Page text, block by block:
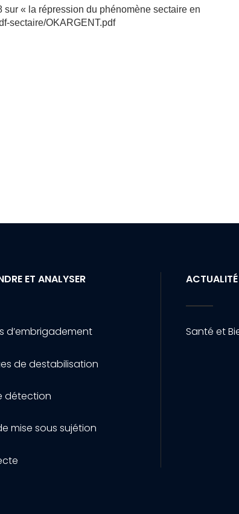
« la répression du phénomène sectaire en
sectaire/OKARGENT.pdf
ET ANALYSER
d’embrigadement
de destabilisation
détection
mise sous sujétion
ACTUALITÉ
Santé et